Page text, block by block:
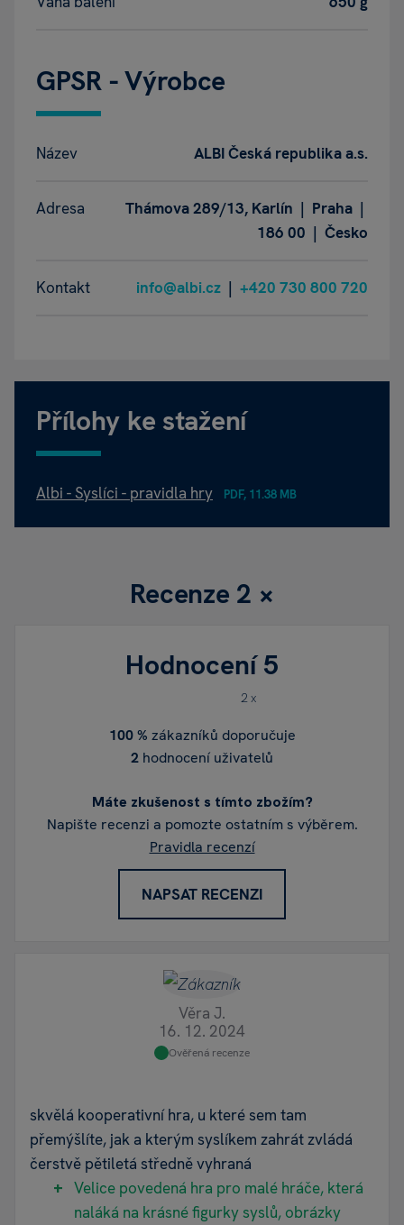
GPSR - Výrobce
Název ALBI Česká republika a.s.
Adresa
Thámova 289/13, Karlín | Praha |
186 00 | Česko
Kontakt info@albi.cz | +420 730 800 720
Přílohy ke stažení
Albi - Syslíci - pravidla hry PDF, 11.38 MB
Recenze 2 ×
Hodnocení5
2 x
100 % zákazníků doporučuje
2 hodnocení uživatelů
Máte zkušenost s tímto zbožím?
Napište recenzi a pomozte ostatním s výběrem.
Pravidla recenzí
NAPSAT RECENZI
Věra J.
16. 12. 2024
Ověřená recenze
skvělá kooperativní hra, u které sem tam
přemýšlíte, jak a kterým syslíkem zahrát zvládá
čerstvě pětiletá středně vyhraná
Velice povedená hra pro malé hráče, která
naláká na krásné figurky syslů, obrázky